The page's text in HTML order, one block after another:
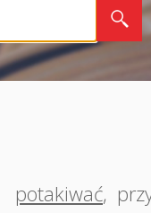
potakiwać,